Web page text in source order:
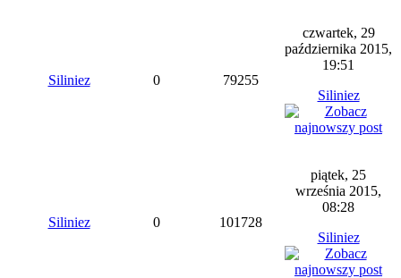
Siliniez 0 79255
czwartek, 29
października 2015,
19:51
Siliniez
Siliniez 0 101728
piątek, 25
września 2015,
08:28
Siliniez